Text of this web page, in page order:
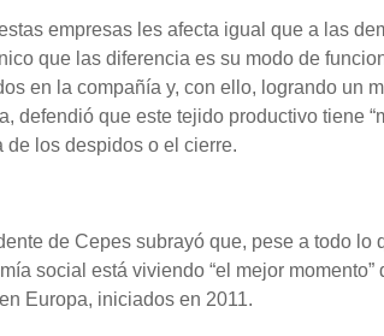
empresas les afecta igual que a las
que las diferencia es su modo de
en la compañía y, con ello, logrando un
defendió que este tejido productivo tiene
los despidos o el cierre.
de Cepes subrayó que, pese a todo lo
social está viviendo “el mejor
Europa, iniciados en 2011.